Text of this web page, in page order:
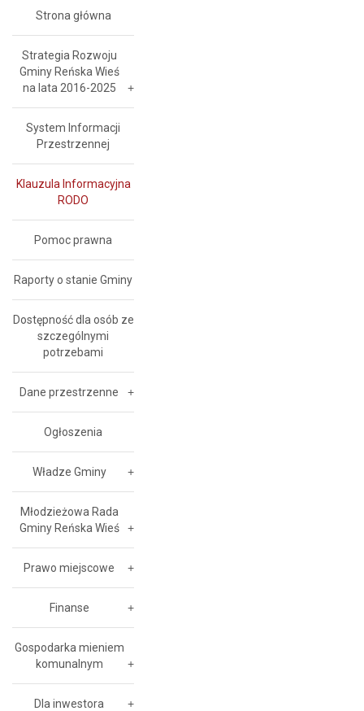
Strona główna
Strategia Rozwoju
Gminy Reńska Wieś
na lata 2016-2025
System Informacji
Przestrzennej
Klauzula Informacyjna
RODO
Pomoc prawna
Raporty o stanie Gminy
Dostępność dla osób ze
szczególnymi
potrzebami
Dane przestrzenne
Ogłoszenia
Władze Gminy
Młodzieżowa Rada
Gminy Reńska Wieś
Prawo miejscowe
Finanse
Gospodarka mieniem
komunalnym
Dla inwestora